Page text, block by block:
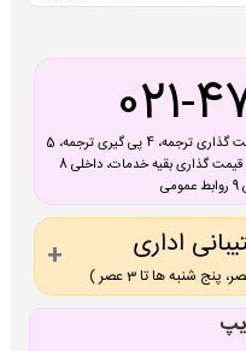
021-
داخلی 1 تقویت رزومه، 2 چاپ و نشر کتاب، 3 قیمت گذاری ترجمه، 4 پی گیری ترجمه، 5
قیمت گذاری تایپ، 6 پی گیری تایپ، داخلی 7 قیمت گذاری بقیه خدمات، داخلی 8
اداری